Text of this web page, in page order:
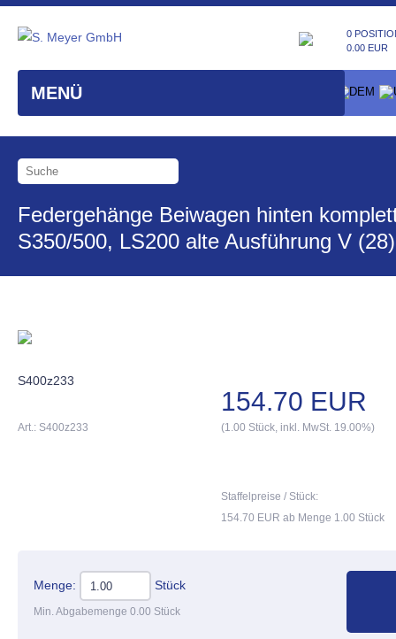
MENÜ
0
0.00 EUR
Federgehänge Beiwagen hinten
S350/500, LS200 alte Ausführung V (28)
S400z233
154.70 EUR
Art.: S400z233 (1.00 Stück, inkl. MwSt. 19.00%)
Staffelpreise / Stück:
154.70 EUR ab Menge 1.00 Stück
Menge: Stück
Min. Abgabemenge 0.00 Stück